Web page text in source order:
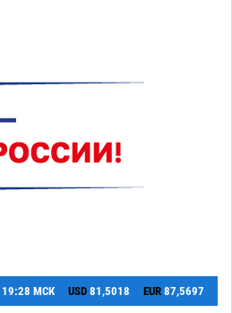
19:28 МСК USD 81,5018 EUR 87,5697